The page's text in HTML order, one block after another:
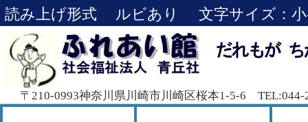
読み上げ形式 ルビあり 文字サイズ： 小
〒210-0993神奈川県川崎市川崎区桜本1-5-6